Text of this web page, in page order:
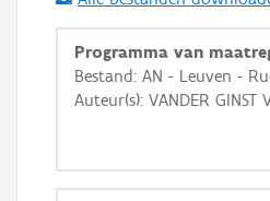
i
+ −
Programma van
Bestand: AN - Leuven -
Auteur(s): VANDER GINST